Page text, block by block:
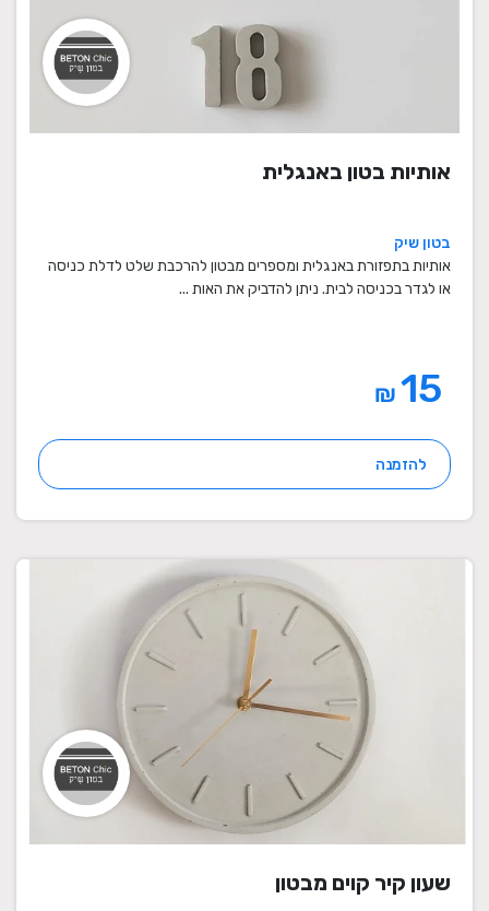
אותיות בטון באנגלית
בטון שיק
אותיות בתפזורת באנגלית ומספרים מבטון להרכבת שלט לדלת כניסה
או לגדר בכניסה לבית. ניתן להדביק את האות ...
₪
להזמנה
שעון קיר קוים מבטון